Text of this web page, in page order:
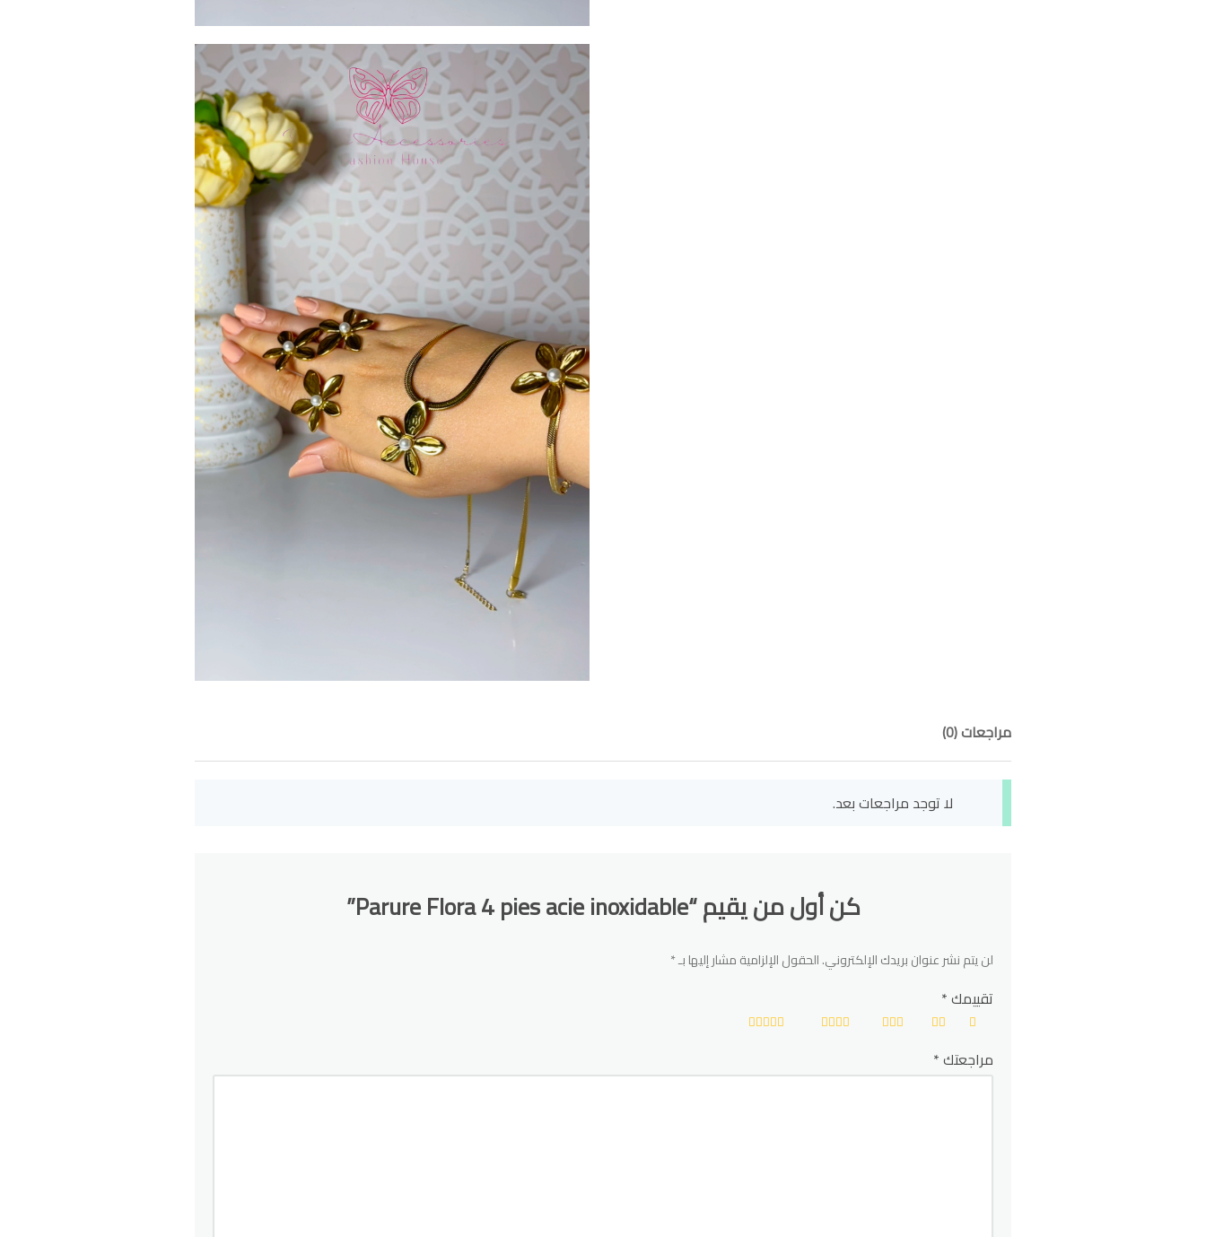
مراجعات (0)
لا توجد مراجعات بعد.
كن أول من يقيم “Parure Flora 4 pies acie inoxidable”
لن يتم نشر عنوان بريدك الإلكتروني.الحقول الإلزامية مشار إليها بـ*
تقييمك*
مراجعتك*